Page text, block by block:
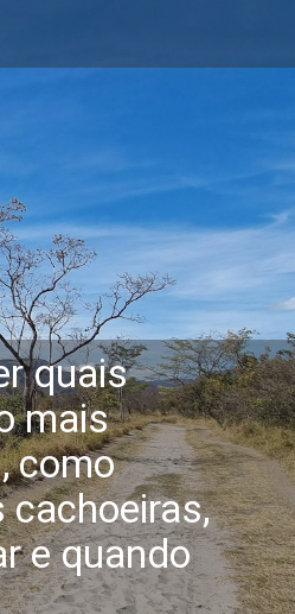
quais
mais
como
cachoeiras,
e quando